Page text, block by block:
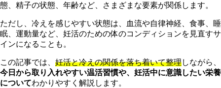
態、精子の状態、年齢など、さまざまな要素が関係します。
ただし、冷えを感じやすい状態は、血流や自律神経、食事、睡
眠、運動量など、妊活のための体のコンディションを見直すサ
インになることも。
この記事では、 妊活と冷えの関係を落ち着いて整理しながら、
今日から取り入れやすい温活習慣や、妊活中に意識したい栄養
についてわかりやすく解説します。